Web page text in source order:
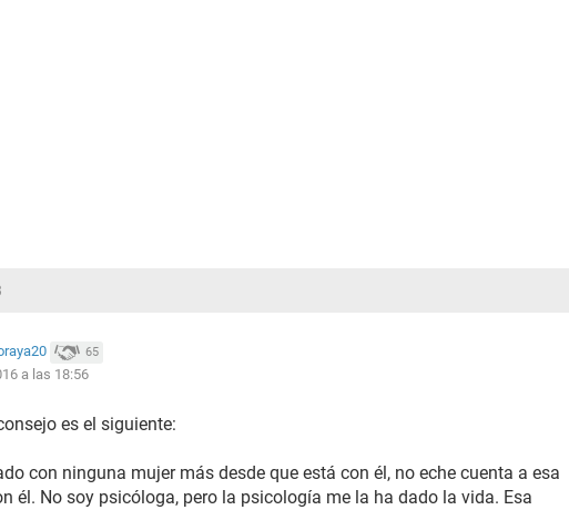
65
a las 18:56
es el siguiente:
con ninguna mujer más desde que está con él, no eche cuenta a esa
él. No soy psicóloga, pero la psicología me la ha dado la vida. Esa